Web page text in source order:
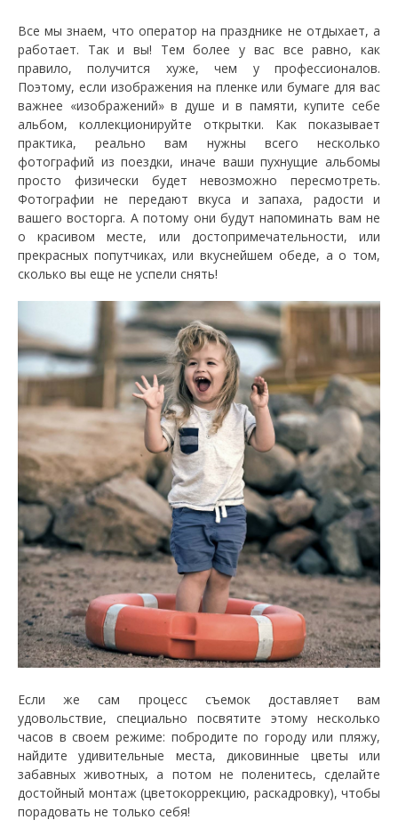
Все мы знаем, что оператор на празднике не отдыхает, а
работает. Так и вы! Тем более у вас все равно, как
правило, получится хуже, чем у профессионалов.
Поэтому, если изображения на пленке или бумаге для вас
важнее «изображений» в душе и в памяти, купите себе
альбом, коллекционируйте открытки. Как показывает
практика, реально вам нужны всего несколько
фотографий из поездки, иначе ваши пухнущие альбомы
просто физически будет невозможно пересмотреть.
Фотографии не передают вкуса и запаха, радости и
вашего восторга. А потому они будут напоминать вам не
о красивом месте, или достопримечательности, или
прекрасных попутчиках, или вкуснейшем обеде, а о том,
сколько вы еще не успели снять!
Если же сам процесс съемок доставляет вам
удовольствие, специально посвятите этому несколько
часов в своем режиме: побродите по городу или пляжу,
найдите удивительные места, диковинные цветы или
забавных животных, а потом не поленитесь, сделайте
достойный монтаж (цветокоррекцию, раскадровку), чтобы
порадовать не только себя!